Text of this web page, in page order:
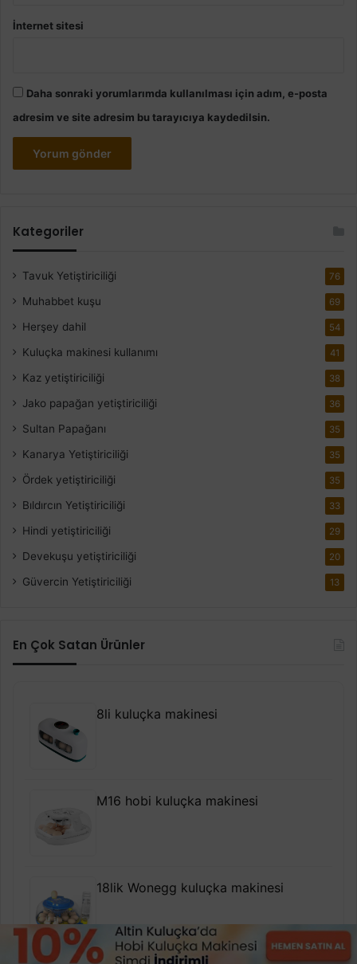
İnternet sitesi
Daha sonraki yorumlarımda kullanılması için adım, e-posta
adresim ve site adresim bu tarayıcıya kaydedilsin.
Kategoriler
Tavuk Yetiştiriciliği 76
Muhabbet kuşu 69
Herşey dahil 54
Kuluçka makinesi kullanımı 41
Kaz yetiştiriciliği 38
Jako papağan yetiştiriciliği 36
Sultan Papağanı 35
Kanarya Yetiştiriciliği 35
Ördek yetiştiriciliği 35
Bıldırcın Yetiştiriciliği 33
Hindi yetiştiriciliği 29
Devekuşu yetiştiriciliği 20
Güvercin Yetiştiriciliği 13
En Çok Satan Ürünler
8li kuluçka makinesi
M16 hobi kuluçka makinesi
18lik Wonegg kuluçka makinesi